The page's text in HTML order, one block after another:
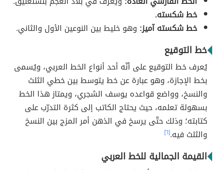
خط شكسته.
خط شكسته آميز: وهو خليط بين النوعين الأول والثاني.
خط التوقيع
يُعرف خط التوقيع على أنّه أحد أنواع الخط العربي، ويُسمى
بخط الإجازة، وهو عبارة عن خط يتوسط بين خطي الثلث
والنسخ، وواضع قواعده يوسف الشجري، ويمتاز هذا الخط
بسهولة تعلمه، حيث يحتاج الكاتب إلى كثرة التدرّب على
كتابته؛ وذلك حتّى يرسخ في الذهن أمر المزج بين النسخ
والثلث فيه.[٦]
القيمة الجمالية للخط العربي